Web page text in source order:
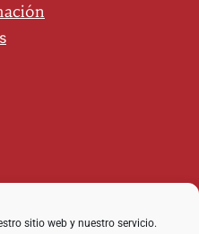
sitio web y nuestro servicio.
Confianza